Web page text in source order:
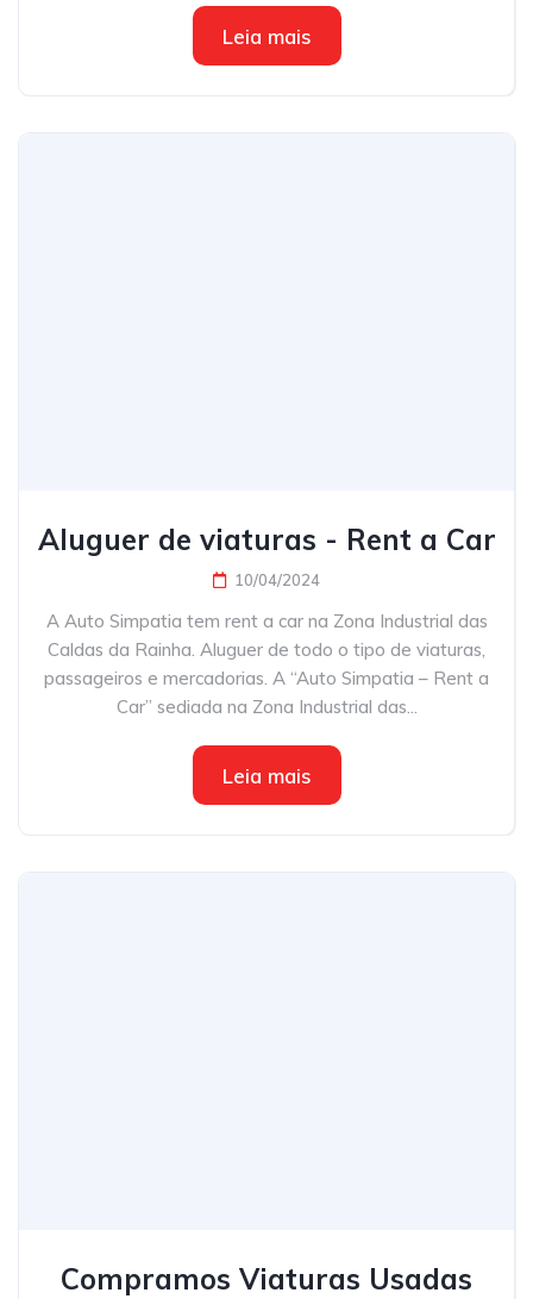
Leia mais
Aluguer de viaturas - Rent a Car
10/04/2024
A Auto Simpatia tem rent a car na Zona Industrial das
Caldas da Rainha. Aluguer de todo o tipo de viaturas,
passageiros e mercadorias. A “Auto Simpatia – Rent a
Car” sediada na Zona Industrial das...
Leia mais
Compramos Viaturas Usadas